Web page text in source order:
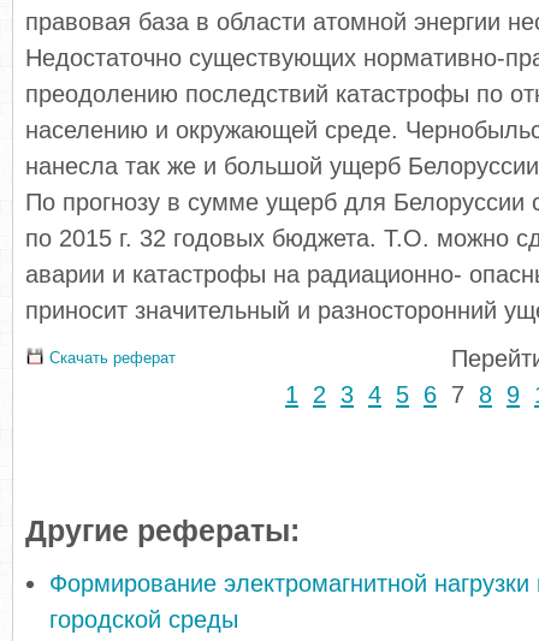
правовая база в области атомной энергии
Недостаточно существующих нормативно-
преодолению последствий катастрофы по
населению и окружающей среде.
нанесла так же и большой ущерб
По прогнозу в сумме ущерб для Белоруссии
по 2015 г. 32 годовых бюджета. Т.О. можно
аварии и катастрофы на радиационно-
приносит значительный и разносторонний
Скачать реферат
1
2 3 4 5 6 7 8 9
Другие рефераты:
Формирование электромагнитной нагрузки
городской среды